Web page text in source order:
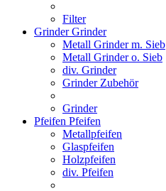
Filter
GrinderGrinder
Metall Grinder m. Sieb
Metall Grinder o. Sieb
div. Grinder
Grinder Zubehör
Grinder
Pfeifen Pfeifen
Metallpfeifen
Glaspfeifen
Holzpfeifen
div. Pfeifen